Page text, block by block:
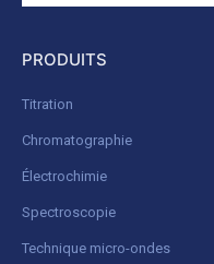
PRODUITS
Titration
Chromatographie
Électrochimie
Spectroscopie
Technique micro-ondes